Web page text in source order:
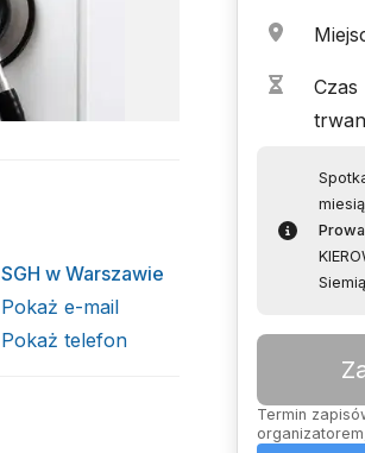
Czas
Termin
SGH w Warszawie
Pokaż e-mail
Pokaż telefon